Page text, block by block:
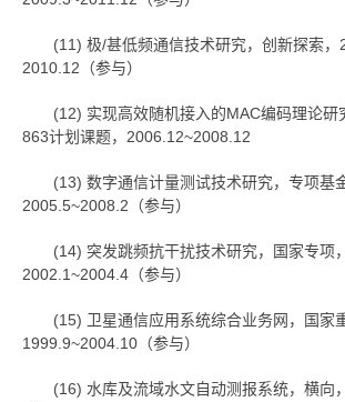
(11) 极/甚低频通信技术研究，创新探索，
2010.12（参与）
(12) 实现高效随机接入的MAC编码理论研
863计划课题，2006.12~2008.12
(13) 数字通信计量测试技术研究，专项基金
2005.5~2008.2（参与）
(14) 突发跳频抗干扰技术研究，国家专项，
2002.1~2004.4（参与）
(15) 卫星通信应用系统综合业务网，国家
1999.9~2004.10（参与）
(16) 水库及流域水文自动测报系统，横向